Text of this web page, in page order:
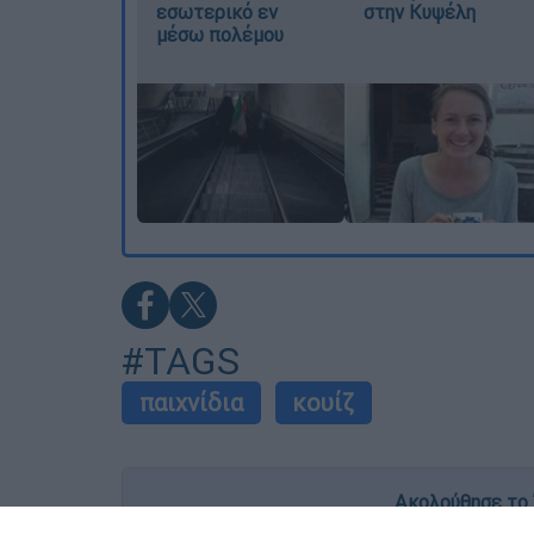
εσωτερικό εν
μέσω πολέμου
στην Κυψέλη
#TAGS
παιχνίδια κουίζ
Ακολούθησε το